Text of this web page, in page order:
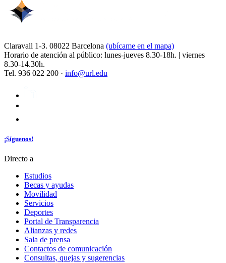
Claravall 1-3. 08022 Barcelona (ubícame en el mapa)
Horario de atención al público: lunes-jueves 8.30-18h. | viernes
8.30-14.30h.
Tel. 936 022 200 · info@url.edu
¡Síguenos!
Directo a
Estudios
Becas y ayudas
Movilidad
Servicios
Deportes
Portal de Transparencia
Alianzas y redes
Sala de prensa
Contactos de comunicación
Consultas, quejas y sugerencias